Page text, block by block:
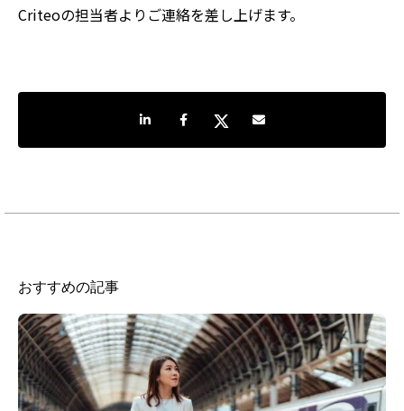
Criteoの担当者よりご連絡を差し上げます。
LinkedInで共有Facebookでシェア
TwitterでシェアShare by e-mail
おすすめの記事